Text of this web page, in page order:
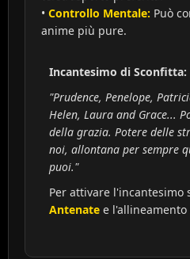
• Controllo Mentale: Può
anime più pure.
Incantesimo di Sconfitta:
"Prudence, Penelope,
Helen, Laura and Grace...
della grazia. Potere delle
noi, allontana per sempre
puoi."
Per attivare l'incantesimo
Antenate e l'allineamento